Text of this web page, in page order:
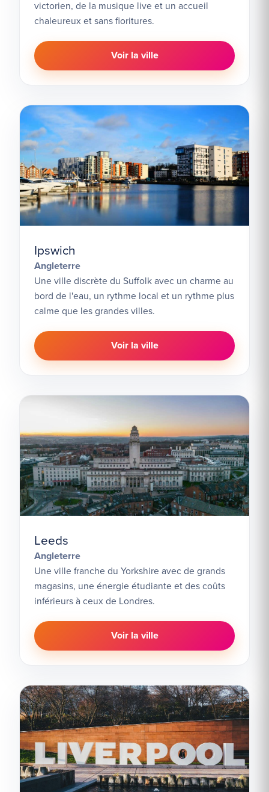
victorien, de la musique live et un accueil
chaleureux et sans fioritures.
Voir la ville
Ipswich
Angleterre
Une ville discrète du Suffolk avec un charme au
bord de l'eau, un rythme local et un rythme plus
calme que les grandes villes.
Voir la ville
Leeds
Angleterre
Une ville franche du Yorkshire avec de grands
magasins, une énergie étudiante et des coûts
inférieurs à ceux de Londres.
Voir la ville